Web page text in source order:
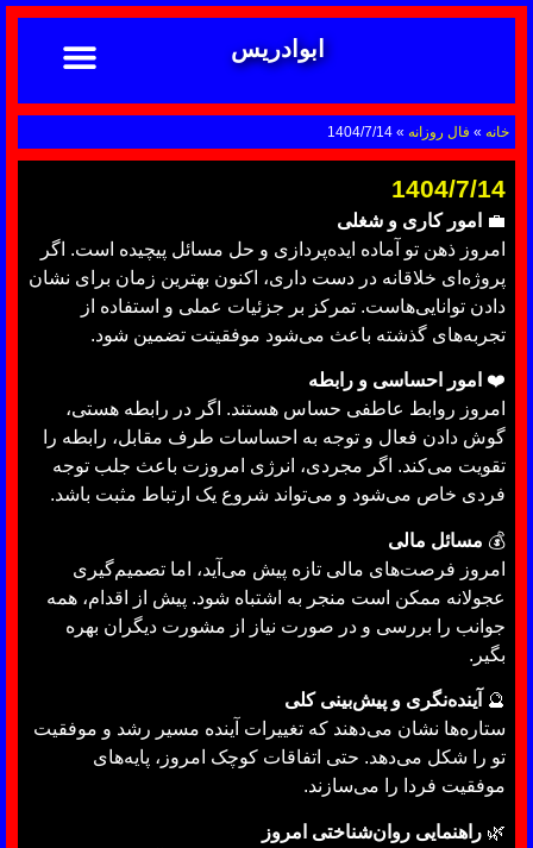
ابوادریس
خانه » فال روزانه »
1404/7/14
1404/7/14
💼
امور کاری و شغلی
امروز ذهن تو آماده ایده‌پردازی و حل مسائل پیچیده است. اگر
پروژه‌ای خلاقانه در دست داری، اکنون بهترین زمان برای نشان
دادن توانایی‌هاست. تمرکز بر جزئیات عملی و استفاده از
تجربه‌های گذشته باعث می‌شود موفقیتت تضمین شود.
❤️ امور احساسی و رابطه
امروز روابط عاطفی حساس هستند. اگر در رابطه هستی،
گوش دادن فعال و توجه به احساسات طرف مقابل، رابطه را
تقویت می‌کند. اگر مجردی، انرژی امروزت باعث جلب توجه
فردی خاص می‌شود و می‌تواند شروع یک ارتباط مثبت باشد.
💰 مسائل مالی
امروز فرصت‌های مالی تازه پیش می‌آید، اما تصمیم‌گیری
عجولانه ممکن است منجر به اشتباه شود. پیش از اقدام، همه
جوانب را بررسی و در صورت نیاز از مشورت دیگران بهره
بگیر.
🔮 آینده‌نگری و پیش‌بینی کلی
ستاره‌ها نشان می‌دهند که تغییرات آینده مسیر رشد و موفقیت
تو را شکل می‌دهد. حتی اتفاقات کوچک امروز، پایه‌های
موفقیت فردا را می‌سازند.
🌿 راهنمایی روان‌شناختی امروز